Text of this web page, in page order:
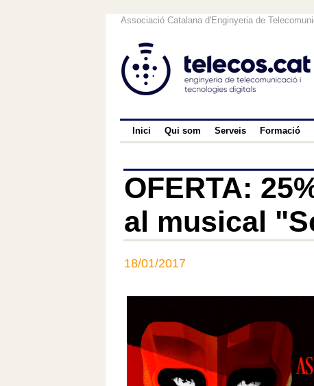
Associació Catalana d'Enginyeria de
Inici
Qui som Serveis Formació
OFERTA:
al musical
18/01/2017